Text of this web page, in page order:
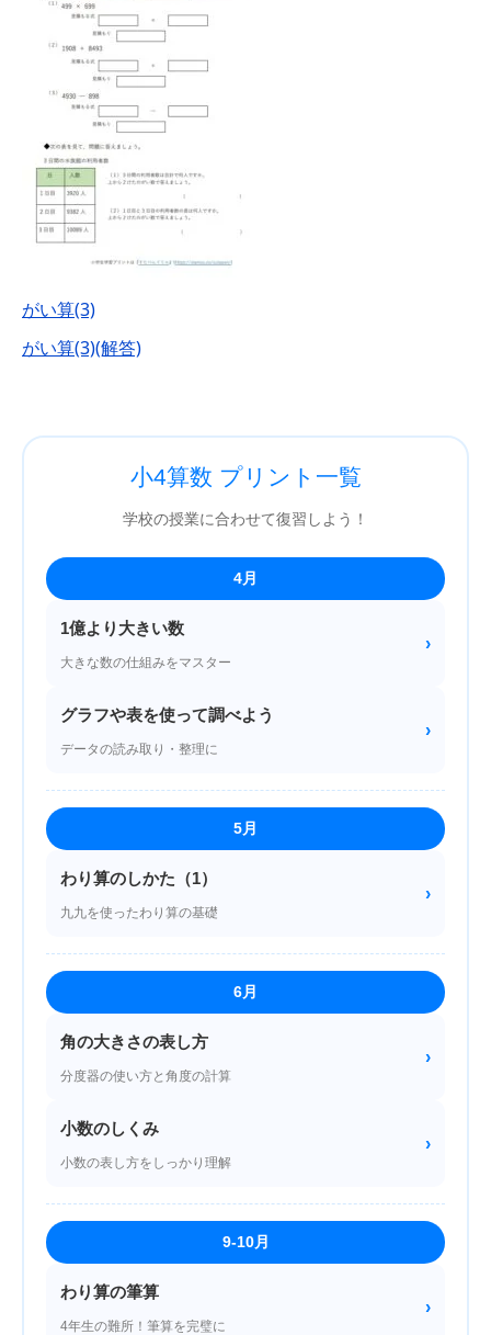
がい算(3)
がい算(3)(解答)
小4算数 プリント一覧
学校の授業に合わせて復習しよう！
4月
1億より大きい数
大きな数の仕組みをマスター
›
グラフや表を使って調べよう
データの読み取り・整理に
›
5月
わり算のしかた（1）
九九を使ったわり算の基礎
›
6月
角の大きさの表し方
分度器の使い方と角度の計算
›
小数のしくみ
小数の表し方をしっかり理解
›
9-10月
わり算の筆算
4年生の難所！筆算を完璧に
›